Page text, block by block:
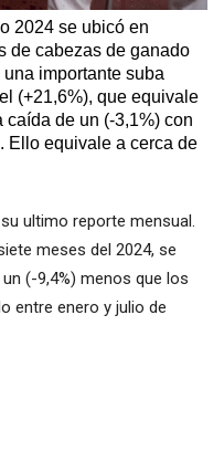
2024 se ubicó en
de cabezas de ganado
importante suba
(+21,6%), que equivale
de un (-3,1%) con
Ello equivale a cerca de
su ultimo reporte mensual.
meses del 2024, se
(-9,4%) menos que los
entre enero y julio de